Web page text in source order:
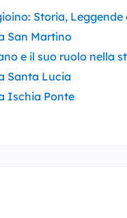
Storia,
San Martino
e il suo ruolo nella
Santa Lucia
Ischia Ponte